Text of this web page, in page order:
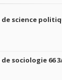
de science
de sociologie 66